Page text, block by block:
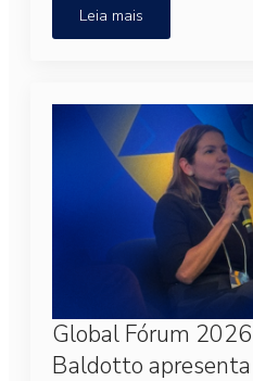
Leia mais
Global Fórum
Baldotto apresenta